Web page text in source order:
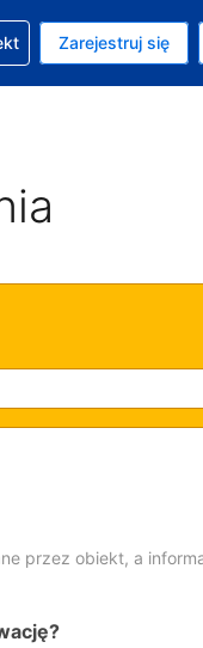
amerykański
to Polski
sprawie rezerwacji
Zarejestruj się
przez obiekt, a